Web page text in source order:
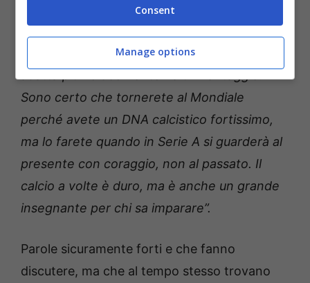
perché sarebbe irrispettoso. Siete stati il
miglior campionato del mondo tra gli anni ’90
e l’inizio del 2000, ma il calcio cambia e chi si
Sono certo che tornerete al Mondiale
perché avete un DNA calcistico fortissimo,
ma lo farete quando in Serie A si guarderà al
presente con coraggio, non al passato. Il
calcio a volte è duro, ma è anche un grande
insegnante per chi sa imparare”.
Parole sicuramente forti e che fanno
discutere, ma che al tempo stesso trovano
Consent
Manage options